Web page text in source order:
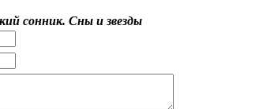
сонник. Сны и звезды